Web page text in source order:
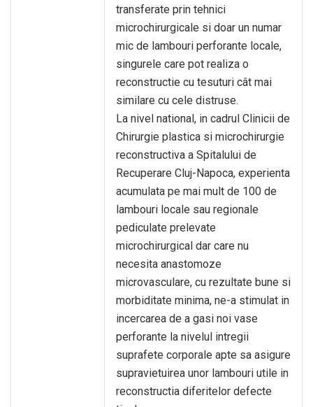
transferate prin tehnici
microchirurgicale si doar un numar
mic de lambouri perforante locale,
singurele care pot realiza o
reconstructie cu tesuturi cât mai
similare cu cele distruse.
La nivel national, in cadrul Clinicii de
Chirurgie plastica si microchirurgie
reconstructiva a Spitalului de
Recuperare Cluj-Napoca, experienta
acumulata pe mai mult de 100 de
lambouri locale sau regionale
pediculate prelevate
microchirurgical dar care nu
necesita anastomoze
microvasculare, cu rezultate bune si
morbiditate minima, ne-a stimulat in
incercarea de a gasi noi vase
perforante la nivelul intregii
suprafete corporale apte sa asigure
supravietuirea unor lambouri utile in
reconstructia diferitelor defecte